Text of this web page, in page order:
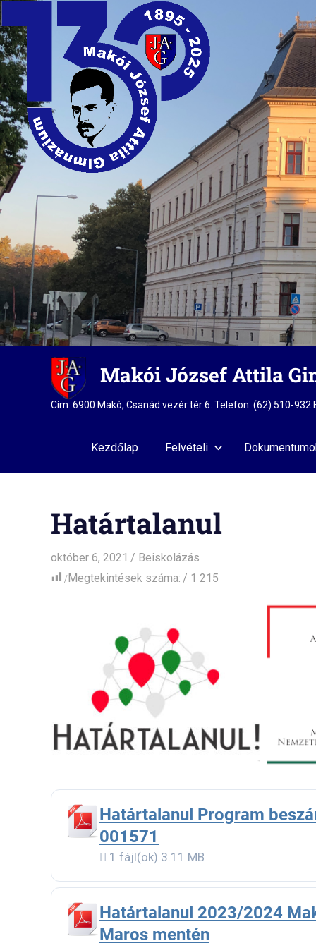
Makói József Attila
Cím: 6900 Makó, Csanád vezér tér 6. Telefon: (62) 510-
Kezdőlap Felvételi
Határtalanul
október 6, 2021 admin
Beiskolázás
Megtekintések száma:
1 215
Határtalanul Program
001571
1 fájl(ok) 3.11 MB
Határtalanul 2023/2024
Maros mentén